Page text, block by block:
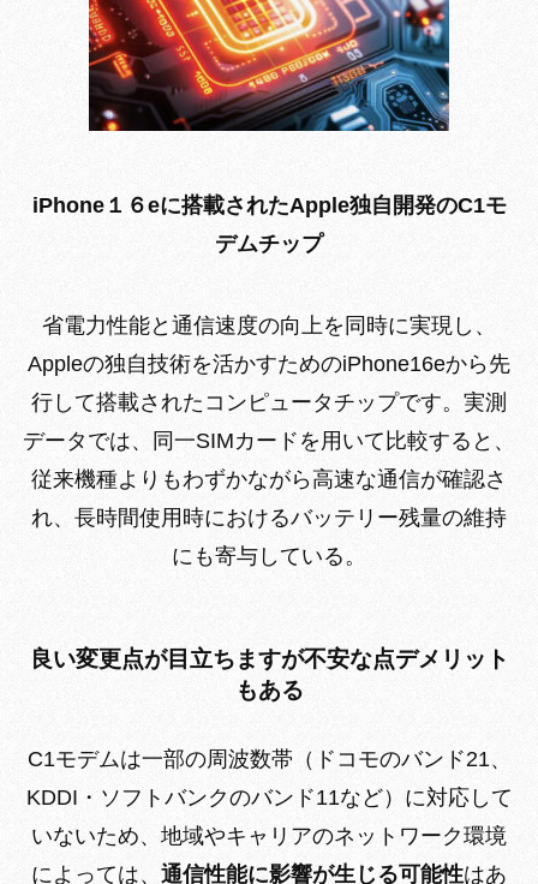
iPhone１６eに搭載されたApple独自開発のC1モ
デムチップ
省電力性能と通信速度の向上を同時に実現し、
Appleの独自技術を活かすためのiPhone16eから先
行して搭載されたコンピュータチップです。実測
データでは、同一SIMカードを用いて比較すると、
従来機種よりもわずかながら高速な通信が確認さ
れ、長時間使用時におけるバッテリー残量の維持
にも寄与している。
良い変更点が目立ちますが不安な点デメリット
もある
C1モデムは一部の周波数帯（ドコモのバンド21、
KDDI・ソフトバンクのバンド11など）に対応して
いないため、地域やキャリアのネットワーク環境
によっては、 通信性能に影響が生じる可能性はあ